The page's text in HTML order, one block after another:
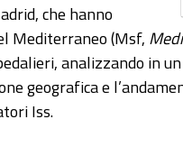
che hanno
Mediterraneo (Msf,
analizzando in
geografica e
Iss.